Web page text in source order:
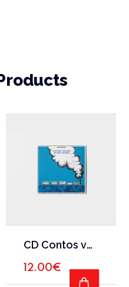
CART ADD
CD Contos velhos, rumos novos
12.00€